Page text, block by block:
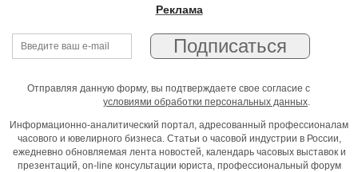
Реклама
Отправляя данную форму, вы подтверждаете свое согласие с
условиями обработки персональных данных.
Информационно-аналитический портал, адресованный профессионалам
часового и ювелирного бизнеса. Статьи о часовой индустрии в России,
ежедневно обновляемая лента новостей, календарь часовых выставок и
презентаций, on-line консультации юриста, профессиональный форум